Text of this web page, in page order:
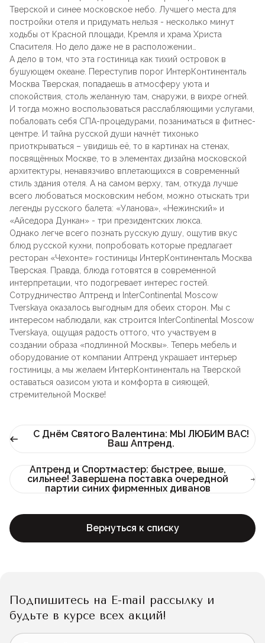
Тверской и синее московское небо. Лучшего места для
постройки отеля и придумать нельзя - несколько минут
ходьбы от Красной площади, Кремля и храма Христа
Спасителя. Но дело даже не в расположении…
А дело в том, что эта гостиница как тихий островок в
бушующем океане. Переступив порог ИнтерКонтиненталь
Москва Тверская, попадаешь в атмосферу уюта и
спокойствия, столь желанную там, снаружи, в вихре огней.
И тогда можно воспользоваться расслабляющими услугами,
побаловать себя СПА-процедурами, позаниматься в фитнес-
центре. И тайна русской души начнёт тихонько
приоткрываться – увидишь её, то в картинах на стенах,
посвящённых Москве, то в элементах дизайна московской
архитектуры, ненавязчиво вплетающихся в современный
стиль здания отеля. А на самом верху, там, откуда лучше
всего любоваться московским небом, можно отыскать три
легенды русского балета: «Уланова», «Нежинский» и
«Айседора Дункан» - три президентских люкса.
Однако легче всего познать русскую душу, ощутив вкус
блюд русской кухни, попробовать которые предлагает
ресторан «Чехонте» гостиницы ИнтерКонтиненталь Москва
Тверская. Правда, блюда готовятся в современной
интерпретации, что подогревает интерес гостей.
Сотрудничество Аптренд и InterContinental Moscow
Tverskaya оказалось выгодным для обеих сторон. Мы с
интересом наблюдали, как строится InterContinental Moscow
Tverskaya, ощущая радость оттого, что участвуем в
создании образа «подлинной Москвы». Теперь мебель и
оборудование от компании Аптренд украшает интерьер
гостиницы, а мы желаем ИнтерКонтиненталь на Тверской
оставаться оазисом уюта и комфорта в сияющей,
стремительной Москве!
С Днём Святого Валентина: МЫ ЛЮБИМ ВАС!
Ваш Аптренд.
Аптренд и Спортмастер: быстрее, выше,
сильнее! Завершена поставка очередной
партии синих фирменных диванов
Вернуться к списку
Подпишитесь на E-mail рассылку и
будьте в курсе всех акций!